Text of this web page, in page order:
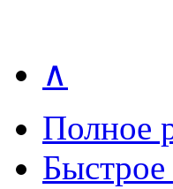
∧
Полное
Быстрое